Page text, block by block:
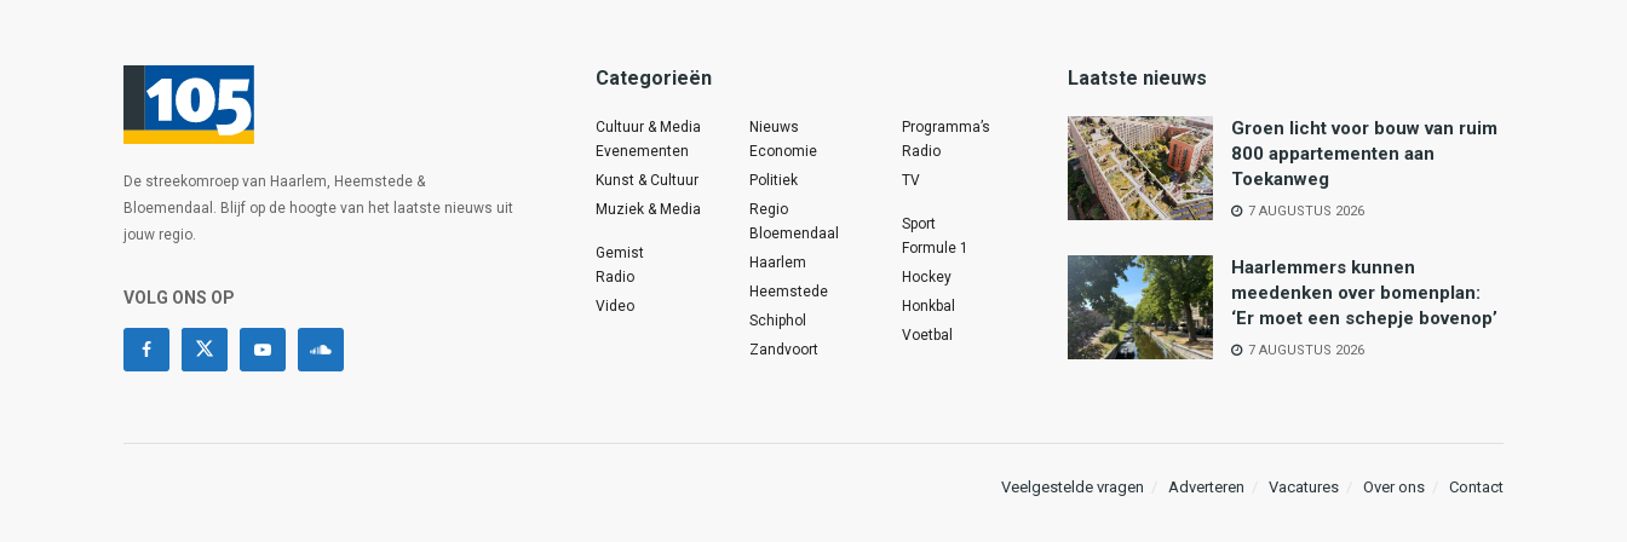
De streekomroep van Haarlem, Heemstede &
Bloemendaal. Blijf op de hoogte van het laatste nieuws uit
jouw regio.
VOLG ONS OP
Categorieën
Cultuur & Media
Evenementen
Kunst & Cultuur
Muziek & Media
Gemist
Radio
Video
Nieuws
Economie
Politiek
Regio
Bloemendaal
Haarlem
Heemstede
Schiphol
Zandvoort
Programma’s
Radio
TV
Sport
Formule 1
Hockey
Honkbal
Voetbal
Laatste nieuws
Groen licht voor bouw van ruim
800 appartementen aan
Toekanweg
7 AUGUSTUS 2026
Haarlemmers kunnen
meedenken over bomenplan:
‘Er moet een schepje bovenop’
7 AUGUSTUS 2026
Veelgestelde vragen Adverteren Vacatures Over ons Contact